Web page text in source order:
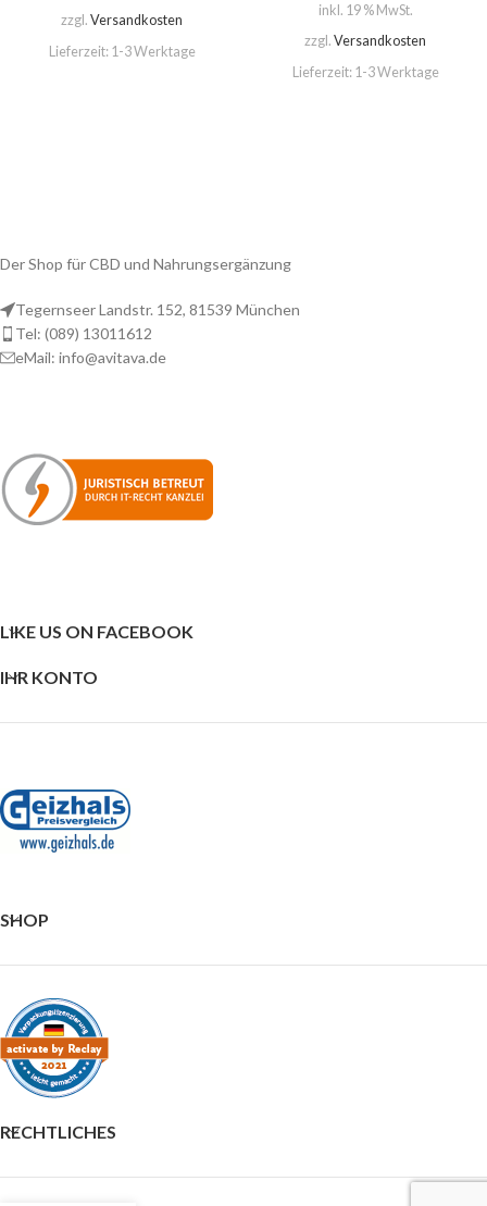
zzgl. Versandkosten
Lieferzeit: 1-3 Werktage
inkl. 19 % MwSt.
zzgl. Versandkosten
Lieferzeit: 1-3 Werktage
Der Shop für CBD und Nahrungsergänzung
Tegernseer Landstr. 152, 81539 München
Tel: (089) 13011612
eMail: info@avitava.de
LIKE US ON FACEBOOK
IHR KONTO
SHOP
RECHTLICHES